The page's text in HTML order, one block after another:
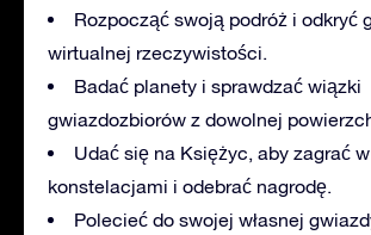
Rozpocząć swoją podróż i odkryć
wirtualnej rzeczywistości.
Badać planety i sprawdzać wiązki
gwiazdozbiorów z dowolnej
Udać się na Księżyc, aby zagrać
konstelacjami i odebrać nagrodę.
Polecieć do swojej własnej